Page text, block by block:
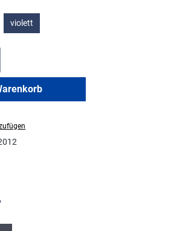
violett